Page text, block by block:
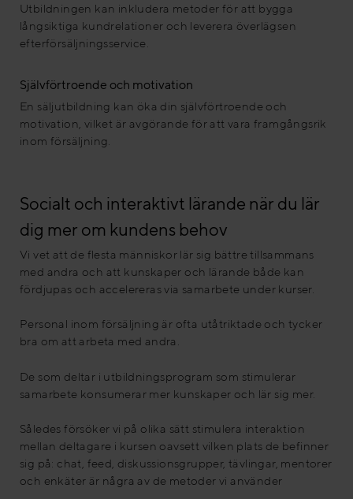
Utbildningen kan inkludera metoder för att bygga
långsiktiga kundrelationer och leverera överlägsen
efterförsäljningsservice.
Självförtroende och motivation
En säljutbildning kan öka din självförtroende och
motivation, vilket är avgörande för att vara framgångsrik
inom försäljning.
Socialt och interaktivt lärande när du lär
dig mer om kundens behov
Vi vet att de flesta människor lär sig bättre tillsammans
med andra och att kunskaper och lärande både kan
fördjupas och accelereras via samarbete under kurser.
Personal inom försäljning är ofta utåtriktade och tycker
bra om att arbeta med andra.
De som deltar i utbildningsprogram som stimulerar
samarbete konsumerar mer kunskaper och lär sig mer.
Således försöker vi på olika sätt stimulera interaktion
mellan deltagare i kursen oavsett vilken plats de befinner
sig på: chat, feed, diskussionsgrupper, tävlingar, mentorer
och enkäter är några av de metoder vi använder